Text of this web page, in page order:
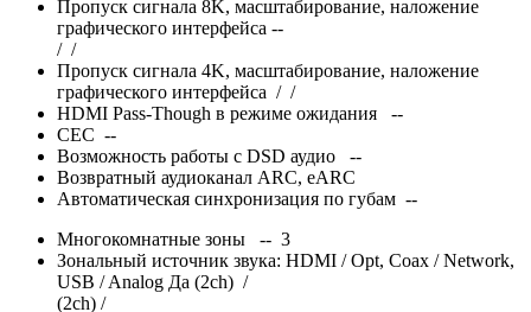
Пропуск сигнала 8K, масштабирование, наложение
графического интерфейса --
/ /
Пропуск сигнала 4K, масштабирование, наложение
графического интерфейса / /
HDMI Pass-Though в режиме ожидания --
CEC --
Возможность работы с DSD аудио --
Возвратный аудиоканал ARC, eARC
Автоматическая синхронизация по губам --
Многокомнатные зоны -- 3
Зональный источник звука: HDMI / Opt, Coax / Network,
USB / Analog Да (2ch) /
(2ch) /